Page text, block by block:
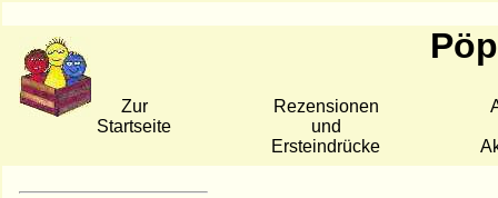
Zur
Startseite
Rezensionen
und
Ersteindrücke